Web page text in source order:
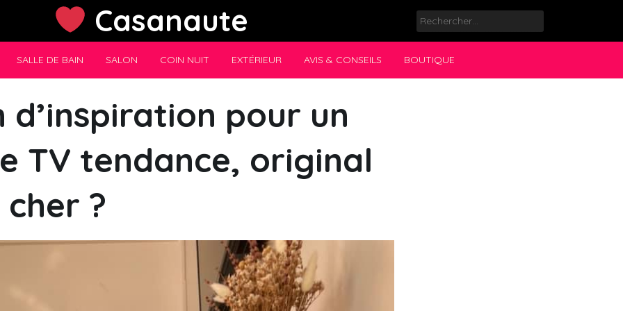
Casanaute Rechercher :
SALLE DE BAIN SALON COIN NUIT EXTÉRIEUR AVIS & CONSEILS BOUTIQUE
d’inspiration pour un
TV tendance, original
?